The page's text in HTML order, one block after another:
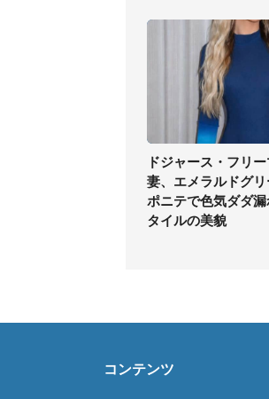
ドジャース・フリ
妻、エメラルドグ
ポニテで色気ダダ
タイルの美貌
コンテンツ